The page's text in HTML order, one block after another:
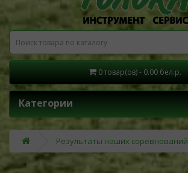
0 товар(ов) - 0.00 бел.р.
Категории
Результаты наших соревнований